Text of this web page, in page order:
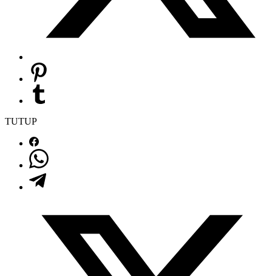
TUTUP